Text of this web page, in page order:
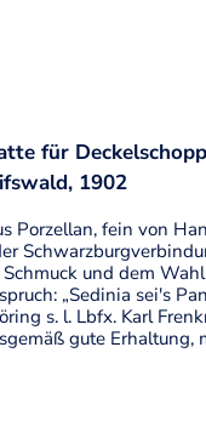
für
1902
Porzellan, fein von
und dem
„Sedinia sei's
s. l. Lbfx. Karl
gute Erhaltung,